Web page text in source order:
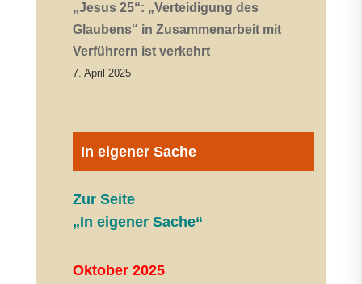
„Jesus 25“: „Verteidigung des
Glaubens“ in Zusammenarbeit mit
Verführern ist verkehrt
7. April 2025
In eigener Sache
Zur Seite
„In eigener Sache“
Oktober 2025